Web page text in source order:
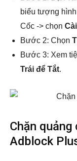
biểu tượng
Cốc -> chọn
Bước 2: Chọn
Bước 3: Xem
Trái để Tắt.
Chặn
Adblock